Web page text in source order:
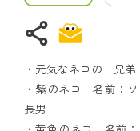
share
・元気なネコの三兄弟
・紫のネコ 名前：
長男